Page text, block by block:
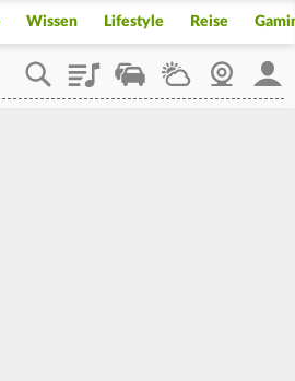
Wissen Lifestyle Reise
PlaylistStaupilotWetterWebcam